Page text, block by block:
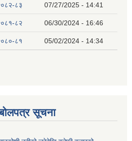
८३ 07/27/2025 - 14:41
८२ 06/30/2024 - 16:46
८१ 05/02/2024 - 14:34
सूचना